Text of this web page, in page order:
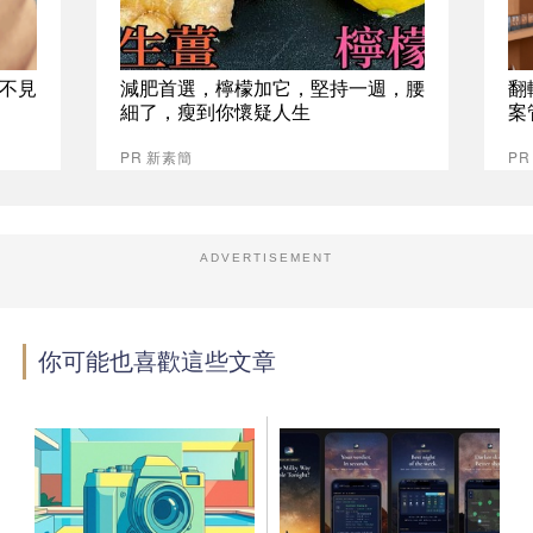
見
減肥首選，檸檬加它，堅持一週，腰
細了，瘦到你懷疑人生
PR 新素簡
翻
案
ADVERTISEMENT
你可能也喜歡這些文章